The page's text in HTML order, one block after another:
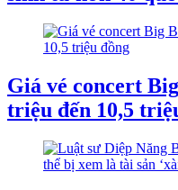
Giá vé concert
triệu đến 10,5